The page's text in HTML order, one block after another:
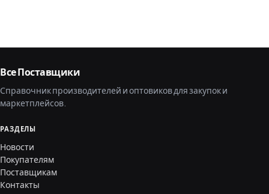
Все Поставщики
Справочник производителей и оптовиков для закупок и
маркетплейсов.
РАЗДЕЛЫ
Новости
Покупателям
Поставщикам
Контакты